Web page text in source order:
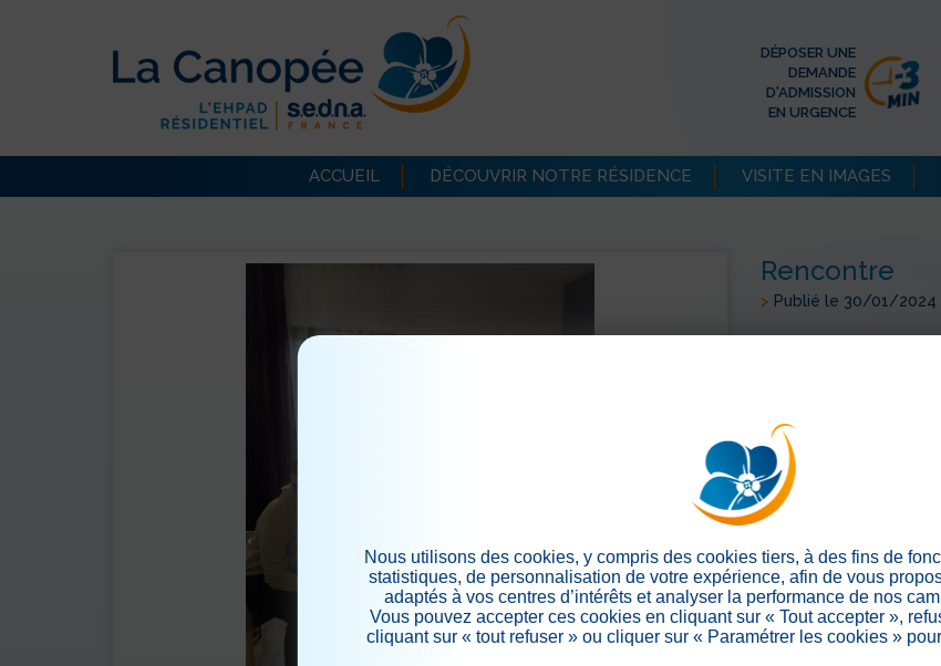
DÉPOSER UNE
DEMANDE
D'ADMISSION
EN URGENCE
ACCUEIL DÉCOUVRIR NOTRE RÉSIDENCE VISITE EN IMAGES
Rencontre
> Publié le 30/01/2024
Deux étudiants de
des résidents. Dans
analyser génération
ont réussi à perdurer
Ces échanges ont
résidents qui ont eu la
> Retour aux
Partager sur les
Nous utilisons des cookies, y compris des cookies tiers, à des fins de
statistiques, de personnalisation de votre expérience, afin de vous
adaptés à vos centres d’intérêts et analyser la performance de nos
Vous pouvez accepter ces cookies en cliquant sur « Tout accepter »,
cliquant sur « tout refuser » ou cliquer sur « Paramétrer les cookies »